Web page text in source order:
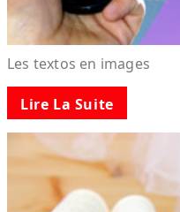
Les textos en images
Lire La Suite